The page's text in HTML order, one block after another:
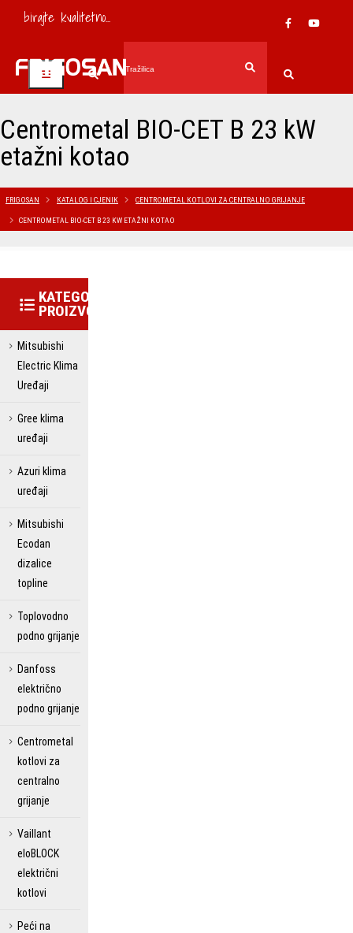
birajte kvalitetno...
Centrometal BIO-CET B 23 kW
etažni kotao
FRIGOSAN KATALOG I CJENIK CENTROMETAL KOTLOVI ZA CENTRALNO GRIJANJE
CENTROMETAL BIO-CET B 23 KW ETAŽNI KOTAO
KATEGORIJE
PROIZVODA
Mitsubishi
Electric Klima
Uređaji
Gree klima
uređaji
Azuri klima
uređaji
Mitsubishi
Ecodan
dizalice
topline
Toplovodno
podno grijanje
Danfoss
električno
podno grijanje
Centrometal
kotlovi za
centralno
grijanje
Vaillant
eloBLOCK
električni
kotlovi
Peći na